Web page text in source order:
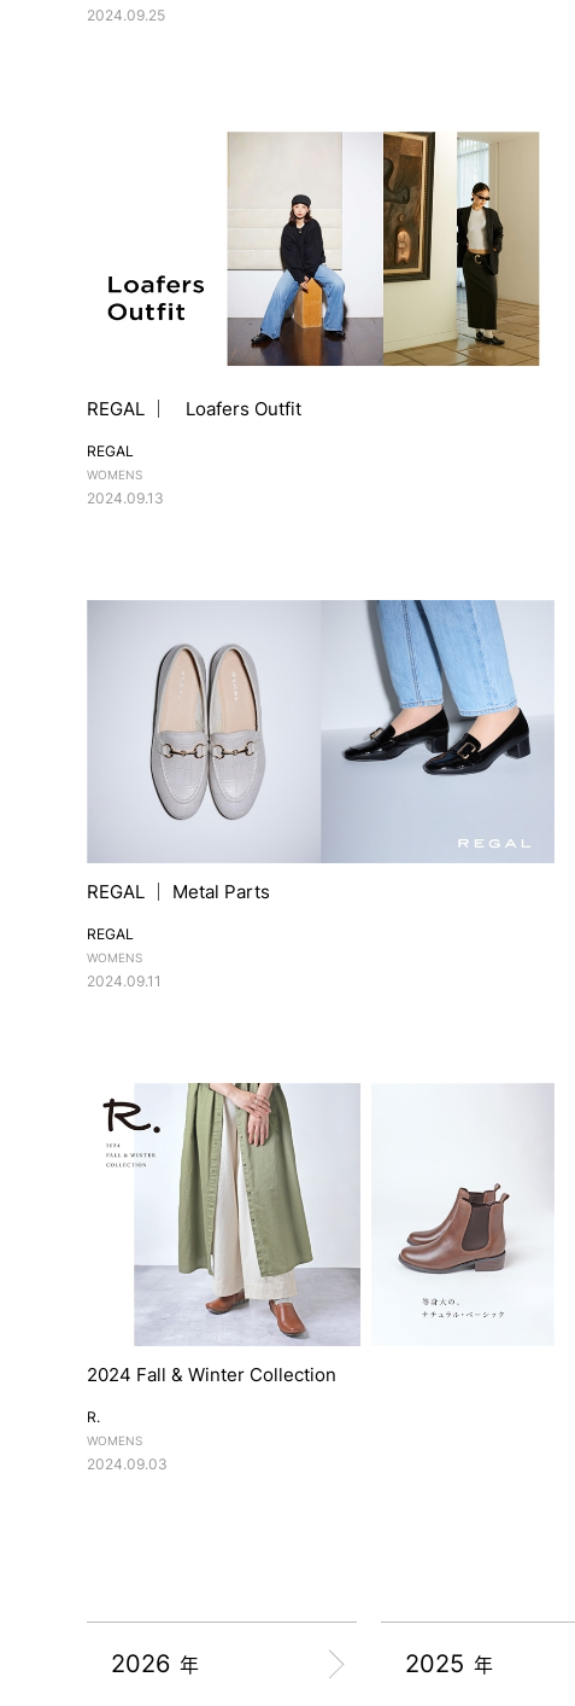
2024.09.25
REGAL ｜ Loafers Outfit
REGAL
WOMENS
2024.09.13
REGAL ｜ Metal Parts
REGAL
WOMENS
2024.09.11
2024 Fall & Winter Collection
R.
WOMENS
2024.09.03
2026 年 2025 年